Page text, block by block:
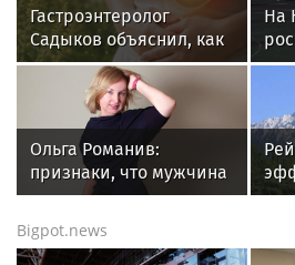
Гастроэнтеролог
Садыков объяснил, как
амброзия может влиять
на ЖКТ
На
Ольга Романив:
признаки, что мужчина
скоро сделает
Bigpot.news